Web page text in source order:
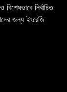
নির্বাচিত
জন্য ইংরেজি